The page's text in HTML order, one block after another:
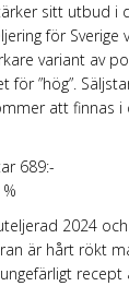
sitt utbud i
för Sverige
variant av
för ”hög”.
att finnas
689:-
2024 och
är hårt rökt